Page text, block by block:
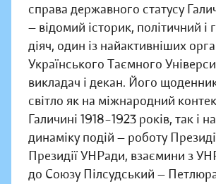
справа державного статусу
— відомий історик, політичний і
діяч, один із найактивніших
Українського Таємного
викладач і декан. Його
світло як на міжнародний
Галичині 1918–1923 років, так і
динаміку подій — роботу
Президії УНРади, взаємини з
до Союзу Пілсудський —